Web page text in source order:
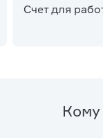
Счет для